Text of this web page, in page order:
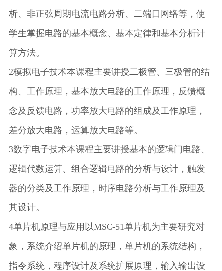
析、非正弦周期电流电路分析、二端口网络等，使
学生掌握电路的基本概念、基本定律和基本分析计
算方法。
2模拟电子技术本课程主要讲授二极管、三极管的结
构、工作原理，基本放大电路的工作原理，反馈概
念及反馈电路，功率放大电路的组成及工作原理，
差分放大电路，运算放大电路等。
3数字电子技术本课程主要讲授基本的逻辑门电路、
逻辑代数运算、组合逻辑电路的分析与设计，触发
器的分类及工作原理，时序电路分析与工作原理及
其设计。
4单片机原理与应用以MSC-51单片机为主要研究对
象，系统介绍单片机的原理，单片机的系统结构，
指令系统，程序设计及系统扩展原理，输入输出设